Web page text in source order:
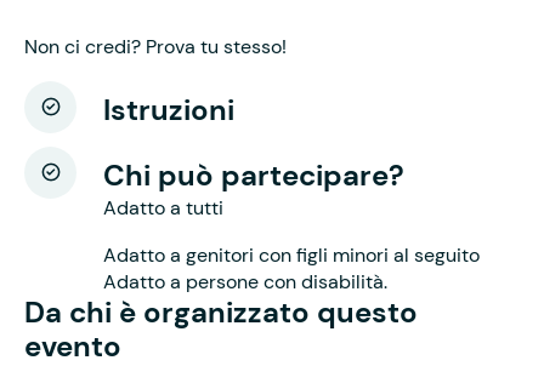
Non ci credi? Prova tu stesso!
Istruzioni
Chi può partecipare?
Adatto a tutti
Adatto a genitori con figli minori al seguito
Adatto a persone con disabilità.
Da chi è organizzato questo
evento